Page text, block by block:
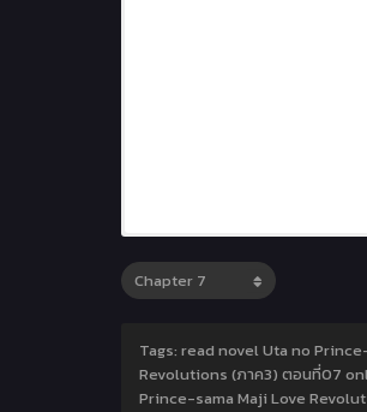
Tags: read novel Uta no
Revolutions (ภาค3) ตอนที่07
Prince-sama Maji Love